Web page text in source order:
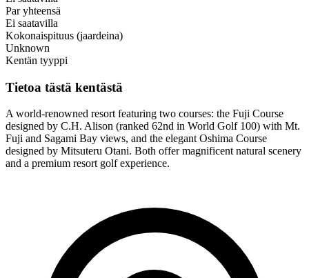
Par yhteensä
Ei saatavilla
Kokonaispituus (jaardeina)
Unknown
Kentän tyyppi
Tietoa tästä kentästä
A world-renowned resort featuring two courses: the Fuji Course
designed by C.H. Alison (ranked 62nd in World Golf 100) with Mt.
Fuji and Sagami Bay views, and the elegant Oshima Course
designed by Mitsuteru Otani. Both offer magnificent natural scenery
and a premium resort golf experience.